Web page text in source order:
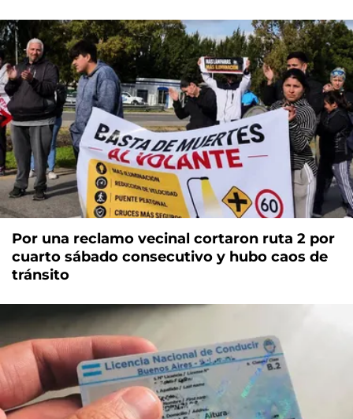
Por una reclamo vecinal cortaron ruta 2 por
cuarto sábado consecutivo y hubo caos de
tránsito